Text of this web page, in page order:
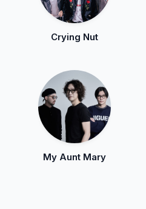
Crying Nut
My Aunt Mary